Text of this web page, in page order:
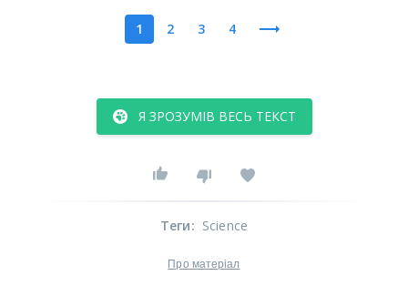
1 2 3 4
Я ЗРОЗУМІВ ВЕСЬ ТЕКСТ
Теги: Science
Про матеріал